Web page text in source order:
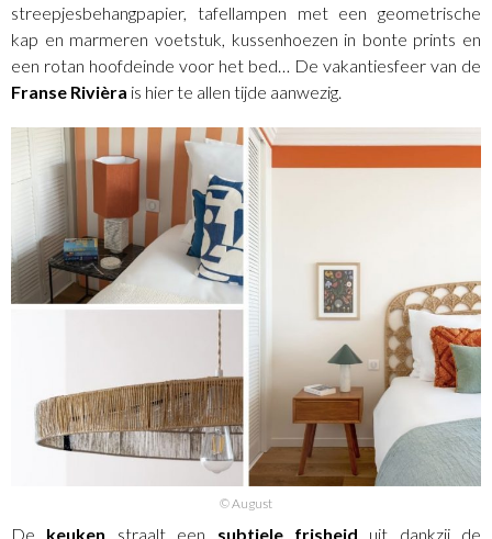
streepjesbehangpapier, tafellampen met een geometrische
kap en marmeren voetstuk, kussenhoezen in bonte prints en
een rotan hoofdeinde voor het bed… De vakantiesfeer van de
Franse Rivièra is hier te allen tijde aanwezig.
© August
De keuken straalt een subtiele frisheid uit dankzij de